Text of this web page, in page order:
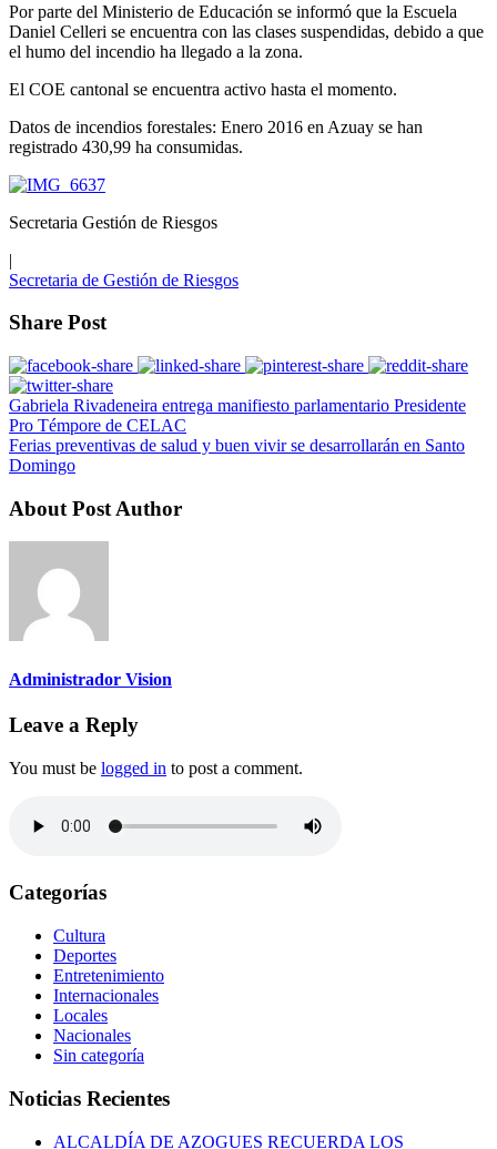
Por parte del Ministerio de Educación se informó que la Escuela
Daniel Celleri se encuentra con las clases suspendidas, debido a que
el humo del incendio ha llegado a la zona.
El COE cantonal se encuentra activo hasta el momento.
Datos de incendios forestales: Enero 2016 en Azuay se han
registrado 430,99 ha consumidas.
Secretaria Gestión de Riesgos
|
Secretaria de Gestión de Riesgos
Share Post
Gabriela Rivadeneira entrega manifiesto parlamentario Presidente
Pro Témpore de CELAC
Ferias preventivas de salud y buen vivir se desarrollarán en Santo
Domingo
About Post Author
Administrador Vision
Leave a Reply
You must be logged in to post a comment.
Categorías
Cultura
Deportes
Entretenimiento
Internacionales
Locales
Nacionales
Sin categoría
Noticias Recientes
ALCALDÍA DE AZOGUES RECUERDA LOS